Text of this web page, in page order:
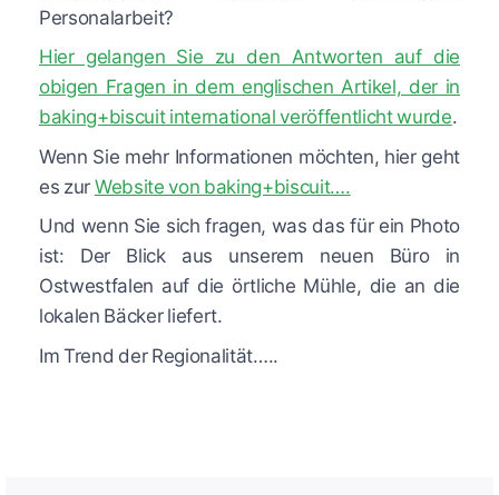
Personalarbeit?
Hier gelangen Sie zu den Antworten auf die
obigen Fragen in dem englischen Artikel, der in
baking+biscuit international veröffentlicht wurde.
Wenn Sie mehr Informationen möchten, hier geht
es zur Website von baking+biscuit….
Und wenn Sie sich fragen, was das für ein Photo
ist: Der Blick aus unserem neuen Büro in
Ostwestfalen auf die örtliche Mühle, die an die
lokalen Bäcker liefert.
Im Trend der Regionalität…..